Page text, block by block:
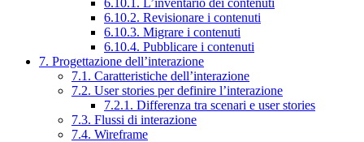
6.10.1. L’inventario dei contenuti
6.10.2. Revisionare i contenuti
6.10.3. Migrare i contenuti
6.10.4. Pubblicare i contenuti
7. Progettazione dell’interazione
7.1. Caratteristiche dell’interazione
7.2. User stories per definire l’interazione
7.2.1. Differenza tra scenari e user stories
7.3. Flussi di interazione
7.4. Wireframe